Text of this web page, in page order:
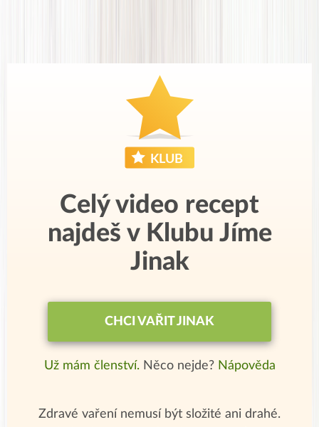
Celý video recept
najdeš v Klubu Jíme
Jinak
CHCI VAŘIT JINAK
Už mám členství. Něco nejde? Nápověda
Zdravé vaření nemusí být složité ani drahé.